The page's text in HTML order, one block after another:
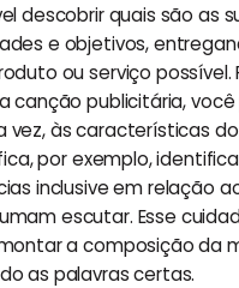
descobrir quais são as
e objetivos,
ou serviço possível.
canção publicitária,
vez, às características
por exemplo,
inclusive em relação
escutar. Esse
a composição da
as palavras certas.